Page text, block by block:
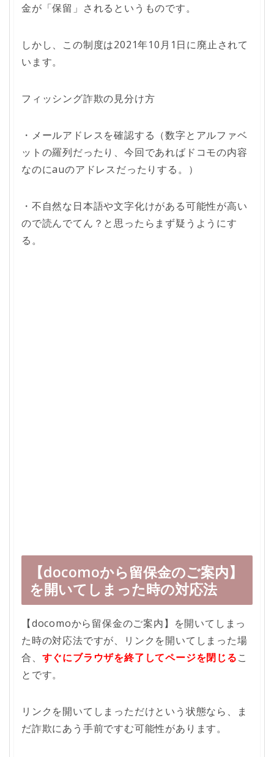
金が「保留」されるというものです。
しかし、この制度は2021年10月1日に廃止されて
います。
フィッシング詐欺の見分け方
・メールアドレスを確認する（数字とアルファベ
ットの羅列だったり、今回であればドコモの内容
なのにauのアドレスだったりする。）
・不自然な日本語や文字化けがある可能性が高い
ので読んでてん？と思ったらまず疑うようにす
る。
【docomoから留保金のご案内】
を開いてしまった時の対応法
【docomoから留保金のご案内】を開いてしまっ
た時の対応法ですが、リンクを開いてしまった場
合、 すぐにブラウザを終了してページを閉じるこ
とです。
リンクを開いてしまっただけという状態なら、ま
だ詐欺にあう手前ですむ可能性があります。